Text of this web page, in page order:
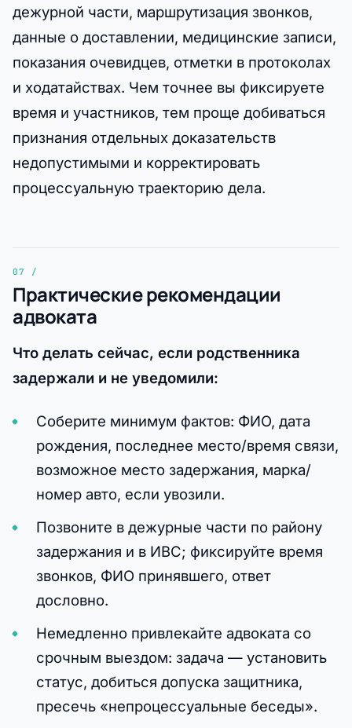
дежурной части, маршрутизация звонков,
данные о доставлении, медицинские записи,
показания очевидцев, отметки в протоколах
и ходатайствах. Чем точнее вы фиксируете
время и участников, тем проще добиваться
признания отдельных доказательств
недопустимыми и корректировать
процессуальную траекторию дела.
Практические рекомендации
адвоката
Что делать сейчас, если родственника
задержали и не уведомили:
Соберите минимум фактов: ФИО, дата
рождения, последнее место/время связи,
возможное место задержания, марка/
номер авто, если увозили.
Позвоните в дежурные части по району
задержания и в ИВС; фиксируйте время
звонков, ФИО принявшего, ответ
дословно.
Немедленно привлекайте адвоката со
срочным выездом: задача — установить
статус, добиться допуска защитника,
пресечь «непроцессуальные беседы».